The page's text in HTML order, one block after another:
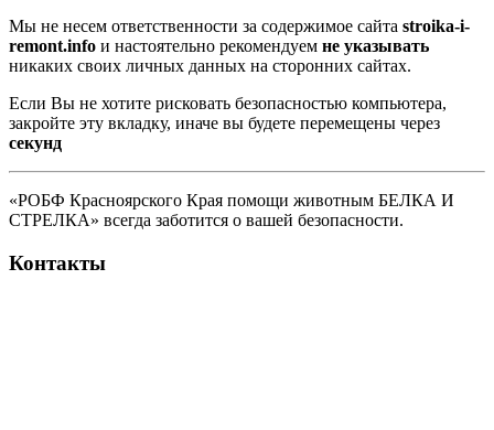
Мы не несем ответственности за содержимое сайта stroika-i-
remont.info и настоятельно рекомендуем не указывать
никаких своих личных данных на сторонних сайтах.
Если Вы не хотите рисковать безопасностью компьютера,
закройте эту вкладку, иначе вы будете перемещены через
секунд
«РОБФ Красноярского Края помощи животным БЕЛКА И
СТРЕЛКА» всегда заботится о вашей безопасности.
Контакты